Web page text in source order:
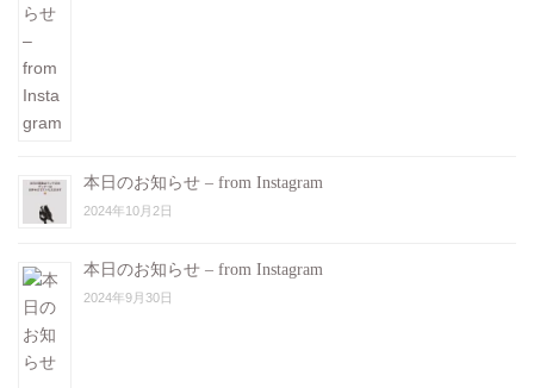
本日のお知らせ – from Instagram
2024年10月2日
本日のお知らせ – from Instagram
2024年9月30日